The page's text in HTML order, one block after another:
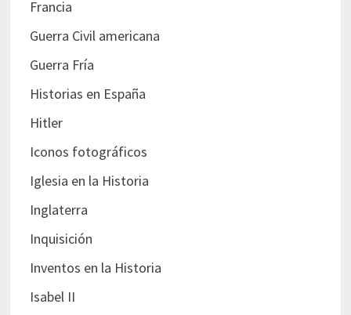
Francia
Guerra Civil americana
Guerra Fría
Historias en España
Hitler
Iconos fotográficos
Iglesia en la Historia
Inglaterra
Inquisición
Inventos en la Historia
Isabel II